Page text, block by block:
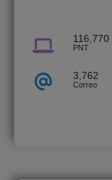
116,770
PNT
3,762
Correo